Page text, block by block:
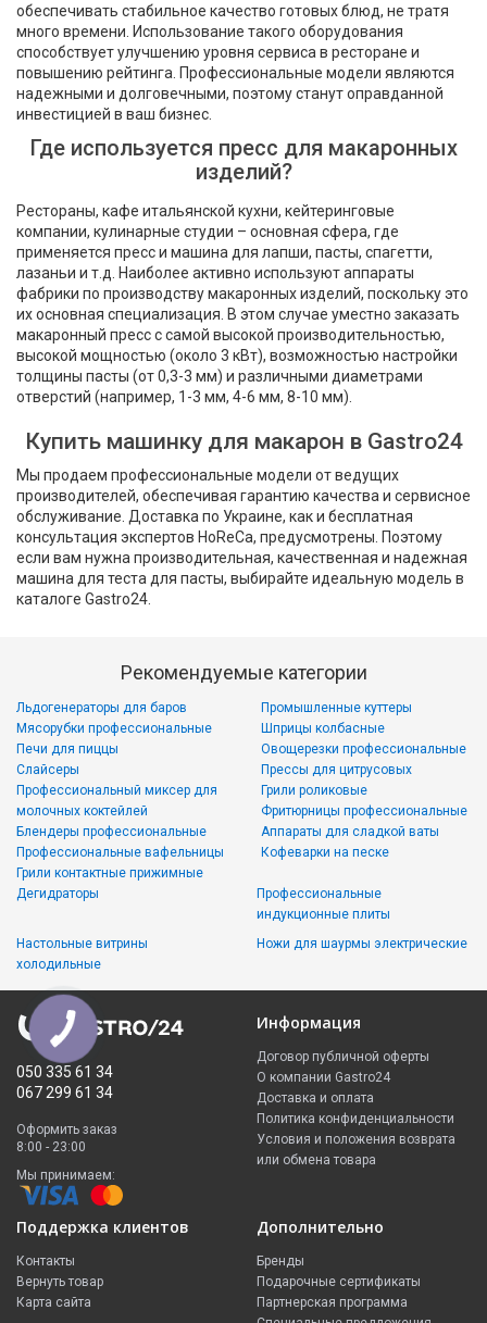
обеспечивать стабильное качество готовых блюд, не тратя
много времени. Использование такого оборудования
способствует улучшению уровня сервиса в ресторане и
повышению рейтинга. Профессиональные модели являются
надежными и долговечными, поэтому станут оправданной
инвестицией в ваш бизнес.
Где используется пресс для макаронных
изделий?
Рестораны, кафе итальянской кухни, кейтеринговые
компании, кулинарные студии – основная сфера, где
применяется пресс и машина для лапши, пасты, спагетти,
лазаньи и т.д. Наиболее активно используют аппараты
фабрики по производству макаронных изделий, поскольку это
их основная специализация. В этом случае уместно заказать
макаронный пресс с самой высокой производительностью,
высокой мощностью (около 3 кВт), возможностью настройки
толщины пасты (от 0,3-3 мм) и различными диаметрами
отверстий (например, 1-3 мм, 4-6 мм, 8-10 мм).
Купить машинку для макарон в Gastro24
Мы продаем профессиональные модели от ведущих
производителей, обеспечивая гарантию качества и сервисное
обслуживание. Доставка по Украине, как и бесплатная
консультация экспертов HoReCa, предусмотрены. Поэтому
если вам нужна производительная, качественная и надежная
машина для теста для пасты, выбирайте идеальную модель в
каталоге Gastro24.
Рекомендуемые категории
Льдогенераторы для баров
Мясорубки профессиональные
Печи для пиццы
Слайсеры
Промышленные куттеры
Шприцы колбасные
Овощерезки профессиональные
Прессы для цитрусовых
Профессиональный миксер для
молочных коктейлей
Блендеры профессиональные
Профессиональные вафельницы
Грили контактные прижимные
Грили роликовые
Фритюрницы профессиональные
Аппараты для сладкой ваты
Кофеварки на песке
Дегидраторы
Настольные витрины
холодильные
Профессиональные
индукционные плиты
Ножи для шаурмы электрические
050 335 61 34
067 299 61 34
Оформить заказ
8:00 - 23:00
Мы принимаем:
Информация
Договор публичной оферты
О компании Gastro24
Доставка и оплата
Политика конфиденциальности
Условия и положения возврата
или обмена товара
Поддержка клиентов
Контакты
Вернуть товар
Карта сайта
Дополнительно
Бренды
Подарочные сертификаты
Партнерская программа